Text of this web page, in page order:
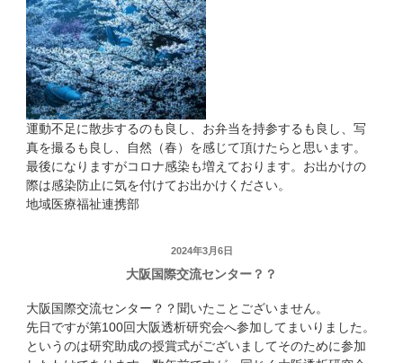
運動不足に散歩するのも良し、お弁当を持参するも良し、写
真を撮るも良し、自然（春）を感じて頂けたらと思います。
最後になりますがコロナ感染も増えております。お出かけの
際は感染防止に気を付けてお出かけください。
地域医療福祉連携部
投
稿
2024年3月6日
大阪国際交流センター？？
大阪国際交流センター？？聞いたことございません。
先日ですが第100回大阪透析研究会へ参加してまいりました。
というのは研究助成の授賞式がございましてそのために参加